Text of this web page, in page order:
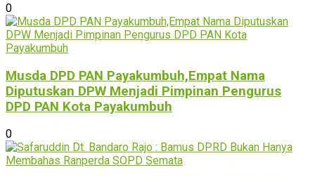
0
Musda DPD PAN Payakumbuh,Empat Nama
Diputuskan DPW Menjadi Pimpinan Pengurus
DPD PAN Kota Payakumbuh
0